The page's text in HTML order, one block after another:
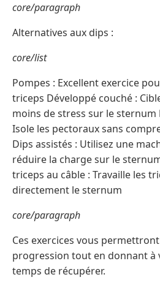
core/paragraph
Alternatives aux dips :
core/list
Pompes : Excellent exercice
triceps Développé couché :
moins de stress sur le sternum
Isole les pectoraux sans
Dips assistés : Utilisez une
réduire la charge sur le
triceps au câble : Travaille les
directement le sternum
core/paragraph
Ces exercices vous
progression tout en donnant à
temps de récupérer.